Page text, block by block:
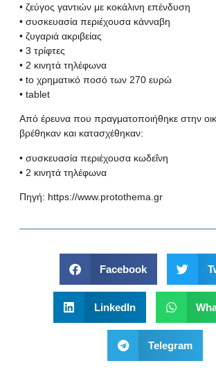
• ζεύγος γαντιών με κοκάλινη επένδυση
• συσκευασία περιέχουσα κάνναβη
• ζυγαριά ακριβείας
• 3 τρίφτες
• 2 κινητά τηλέφωνα
• tο χρηματικό ποσό των 270 ευρώ
• tablet
Από έρευνα που πραγματοποιήθηκε στην
βρέθηκαν και κατασχέθηκαν:
• συσκευασία περιέχουσα κωδεΐνη
• 2 κινητά τηλέφωνα
Πηγή: https://www.protothema.gr
Facebook
LinkedIn
Telegram